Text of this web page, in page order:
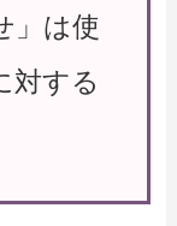
」は使
対する